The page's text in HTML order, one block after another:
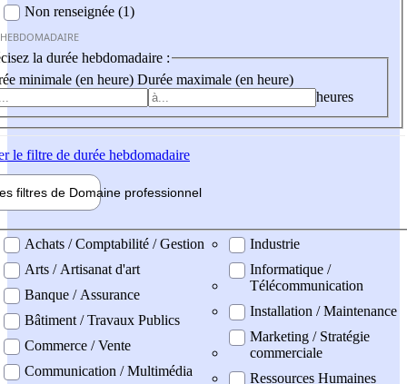
Non renseignée (1)
la durée hebdomadaire :
minimale (en heure) Durée maximale (en heure)
heures
le filtre de durée hebdomadaire
filtres de Domaine professionnel
professionel
Achats / Comptabilité / Gestion
Arts / Artisanat d'art
Banque / Assurance
Bâtiment / Travaux Publics
Commerce / Vente
Communication / Multimédia
Industrie
Informatique /
Télécommunication
Installation / Maintenance
Marketing / Stratégie
commerciale
Ressources Humaines